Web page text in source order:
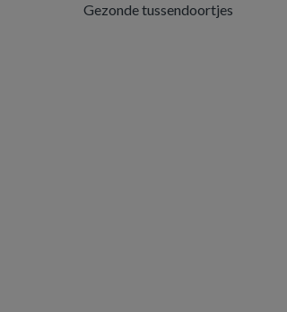
Gezonde tussendoortjes